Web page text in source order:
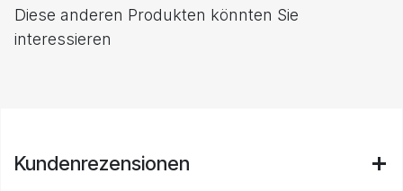
Diese anderen Produkten könnten Sie
interessieren
Kundenrezensionen